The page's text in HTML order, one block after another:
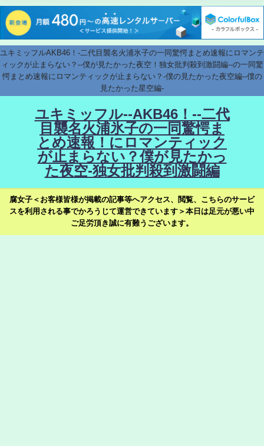
ユキミッフルAKB46！-二代目襲名火浦氷子の一同驚愕まとめ速報にロマンテ
ィックが止まらない？--僕が見たかった夜空！独女批判殺到激闘編--の一同驚
愕まとめ速報にロマンティックが止まらない？-僕の見たかった夜空編--僕の
見たかった星空編-
ユキミッフル--AKB46！--二代
目襲名火浦氷子の一同驚愕ま
とめ速報！にロマンティック
が止まらない？僕が見たかっ
た夜空-独女批判殺到激闘編
腐女子＜お客様皆様が掲載の記事等へアクセス、閲覧、こちらのサービ
スを利用される事でかろうじて運営できています＞本日は足元が悪い中
ご足労頂き誠に有難うございます。